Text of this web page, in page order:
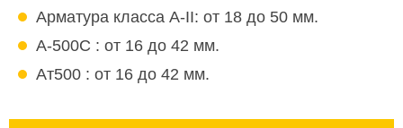
Арматура класса А-II: от 18 до 50 мм.
А-500C : от 16 до 42 мм.
Ат500 : от 16 до 42 мм.